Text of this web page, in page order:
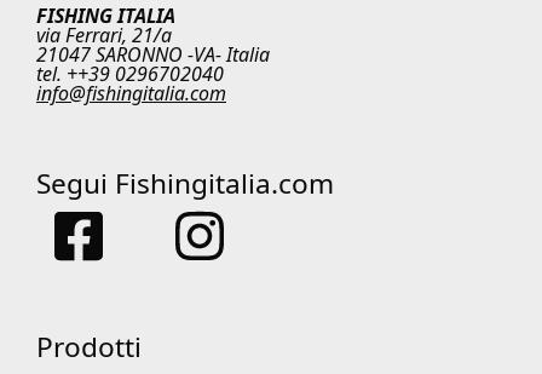
FISHING ITALIA
via Ferrari, 21/a
21047 SARONNO -VA- Italia
tel. ++39 0296702040
info@fishingitalia.com
Segui Fishingitalia.com
Prodotti